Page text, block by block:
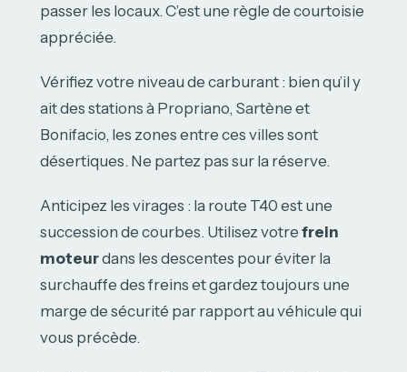
passer les locaux. C’est une règle de courtoisie
appréciée.
Vérifiez votre niveau de carburant : bien qu’il y
ait des stations à Propriano, Sartène et
Bonifacio, les zones entre ces villes sont
désertiques. Ne partez pas sur la réserve.
Anticipez les virages : la route T40 est une
succession de courbes. Utilisez votre frein
moteurdans les descentes pour éviter la
surchauffe des freins et gardez toujours une
marge de sécurité par rapport au véhicule qui
vous précède.